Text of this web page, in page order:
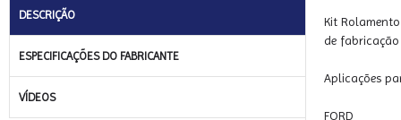
DESCRIÇÃO
ESPECIFICAÇÕES DO FABRICANTE
VÍDEOS
Kit
de fabricação
Aplicações
FORD